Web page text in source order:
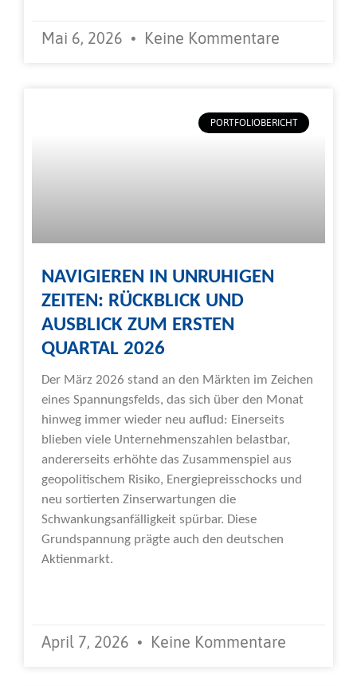
Mai 6, 2026 Keine Kommentare
PORTFOLIOBERICHT
NAVIGIEREN IN UNRUHIGEN
ZEITEN: RÜCKBLICK UND
AUSBLICK ZUM ERSTEN
QUARTAL 2026
Der März 2026 stand an den Märkten im Zeichen
eines Spannungsfelds, das sich über den Monat
hinweg immer wieder neu auflud: Einerseits
blieben viele Unternehmenszahlen belastbar,
andererseits erhöhte das Zusammenspiel aus
geopolitischem Risiko, Energiepreisschocks und
neu sortierten Zinserwartungen die
Schwankungsanfälligkeit spürbar. Diese
Grundspannung prägte auch den deutschen
Aktienmarkt.
April 7, 2026 Keine Kommentare